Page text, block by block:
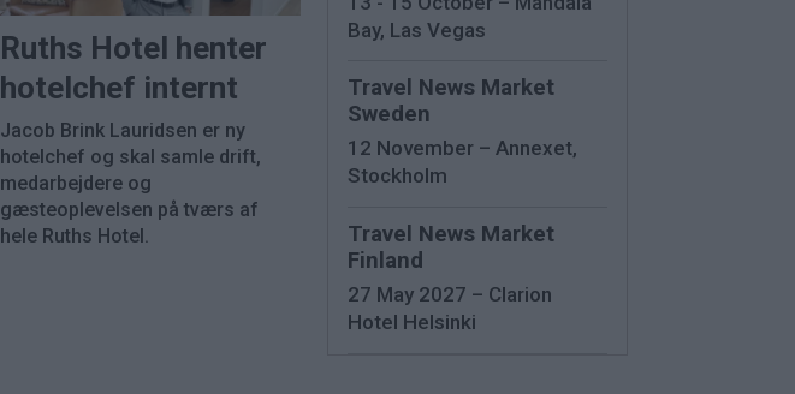
Ruths Hotel henter
hotelchef internt
Jacob Brink Lauridsen er ny
hotelchef og skal samle drift,
medarbejdere og
gæsteoplevelsen på tværs af
hele Ruths Hotel.
Bay, Las Vegas
Travel News Market
Sweden
12 November – Annexet,
Stockholm
Travel News Market
Finland
27 May 2027 – Clarion
Hotel Helsinki